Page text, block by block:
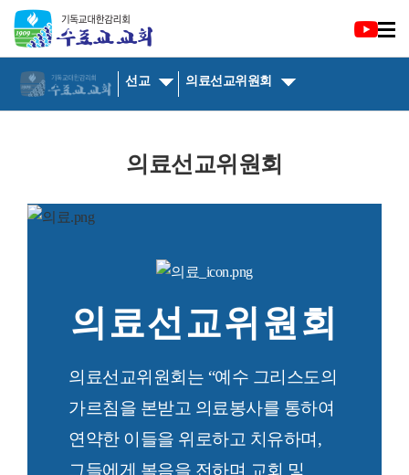
선교 의료선교위원회
의료선교위원회
의료선교위원회
의료선교위원회는 “예수 그리스도의
가르침을 본받고 의료봉사를 통하여
연약한 이들을 위로하고 치유하며,
그들에게 복음을 전하며 교회 및